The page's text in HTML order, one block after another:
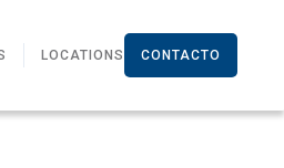
LOCATIONS CONTACTO